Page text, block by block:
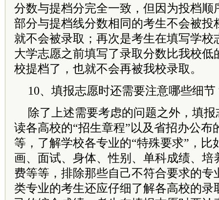
分数与提档分完全一致，但因为投档顺
部分与提档线分数相同的考生不会被投
就不会被录取；再次是考生在填写学校
大学志愿之前填写了录取分数比我校低
校提档了，也就不会再被我校录取。
10、填报志愿时还需要注意哪些细节
除了上述需要考虑的问题之外，填
读各高校的“招生章程”以及省招办公布
等，了解学校各专业的“特殊要求”，比
画、面试、身体、性别、单科成绩、培
费等等，排除那些自己不符合要求的专
类专业的考生还应仔细了解各高校的录